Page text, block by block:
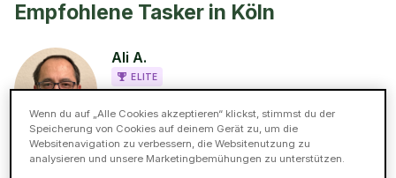
Empfohlene Tasker in Köln
Ali A.
ELITE
148 Tasks in der Kategorie
klempnerarbeiten
Weder eine undichte Toilettenspülung, verstopfter
Wenn du auf „Alle Cookies akzeptieren“ klickst, stimmst du der
Speicherung von Cookies auf deinem Gerät zu, um die
Websitenavigation zu verbessern, die Websitenutzung zu
analysieren und unsere Marketingbemühungen zu unterstützen.